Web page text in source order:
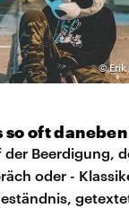
©
so oft
der Beerdigung,
oder -